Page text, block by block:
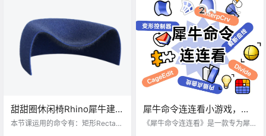
容差控制简化程度。
甜甜圈休闲椅Rhino犀牛建模
图文教程
本节课运用的命令有：矩形Rectang
犀牛命令连连看小游戏，帮
助记忆犀牛命令的好帮手。
《犀牛命令连连看》是一款专为犀